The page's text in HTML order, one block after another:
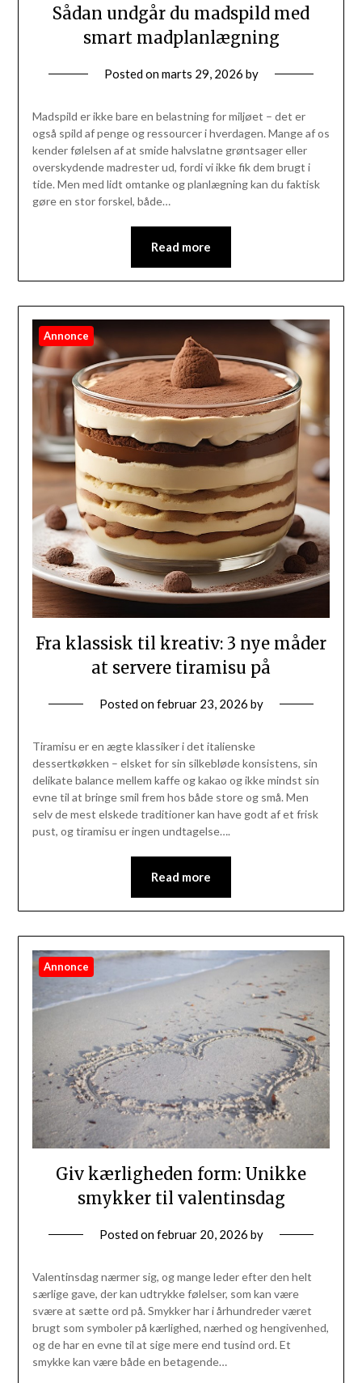
Sådan undgår du madspild med
smart madplanlægning
Posted onmarts 29, 2026 by
Madspild er ikke bare en belastning for miljøet – det er
også spild af penge og ressourcer i hverdagen. Mange af os
kender følelsen af at smide halvslatne grøntsager eller
overskydende madrester ud, fordi vi ikke fik dem brugt i
tide. Men med lidt omtanke og planlægning kan du faktisk
gøre en stor forskel, både…
Read more
Annonce
Fra klassisk til kreativ: 3 nye måder
at servere tiramisu på
Posted onfebruar 23, 2026 by
Tiramisu er en ægte klassiker i det italienske
dessertkøkken – elsket for sin silkebløde konsistens, sin
delikate balance mellem kaffe og kakao og ikke mindst sin
evne til at bringe smil frem hos både store og små. Men
selv de mest elskede traditioner kan have godt af et frisk
pust, og tiramisu er ingen undtagelse….
Read more
Annonce
Giv kærligheden form: Unikke
smykker til valentinsdag
Posted onfebruar 20, 2026 by
Valentinsdag nærmer sig, og mange leder efter den helt
særlige gave, der kan udtrykke følelser, som kan være
svære at sætte ord på. Smykker har i århundreder været
brugt som symboler på kærlighed, nærhed og hengivenhed,
og de har en evne til at sige mere end tusind ord. Et
smykke kan være både en betagende…